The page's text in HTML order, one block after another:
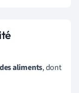
aliments, dont